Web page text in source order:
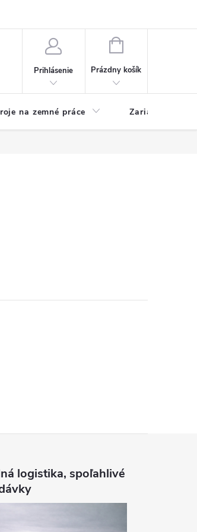
Prihlásenie
NÁKUPNÝ
Prázdny košík
na zemné práce Zariadenia na
logistika, spoľahlivé